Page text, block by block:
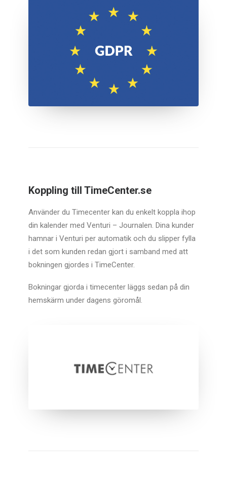
Koppling till TimeCenter.se
Använder du Timecenter kan du enkelt koppla ihop
din kalender med Venturi – Journalen. Dina kunder
hamnar i Venturi per automatik och du slipper fylla
i det som kunden redan gjort i samband med att
bokningen gjordes i TimeCenter.
Bokningar gjorda i timecenter läggs sedan på din
hemskärm under dagens göromål.